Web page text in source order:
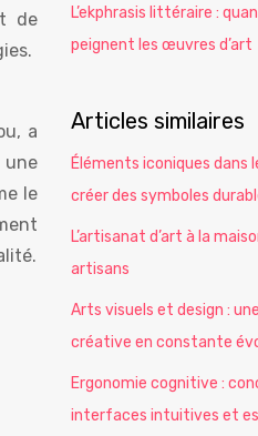
de
a
une
le
L’ekphrasis littéraire :
peignent les œuvres d’art
Articles similaires
Éléments iconiques dans
créer des symboles
L’artisanat d’art à la
artisans
Arts visuels et design :
créative en constante
Ergonomie cognitive :
interfaces intuitives et